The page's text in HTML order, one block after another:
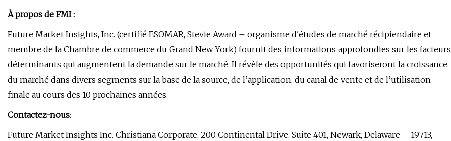
À propos de FMI :
Future Market Insights, Inc. (certifié ESOMAR, Stevie Award – organisme d'études de marché récipiendaire et
membre de la Chambre de commerce du Grand New York) fournit des informations approfondies sur les facteurs
déterminants qui augmentent la demande sur le marché. Il révèle des opportunités qui favoriseront la croissance
du marché dans divers segments sur la base de la source, de l’application, du canal de vente et de l’utilisation
finale au cours des 10 prochaines années.
Contactez-nous:
Future Market Insights Inc. Christiana Corporate, 200 Continental Drive, Suite 401, Newark, Delaware – 19713,